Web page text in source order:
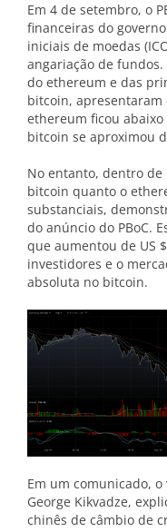
Em 4 de setembro, o
financeiras do
iniciais de moedas
angariação de
do ethereum e das
bitcoin, apresentaram
ethereum ficou
bitcoin se aproximou
No entanto, dentro
bitcoin quanto o
substanciais,
do anúncio do PBoC.
que aumentou de US
investidores e o
absoluta no bitcoin.
Em um comunicado,
George Kikvadze,
chinês de câmbio de